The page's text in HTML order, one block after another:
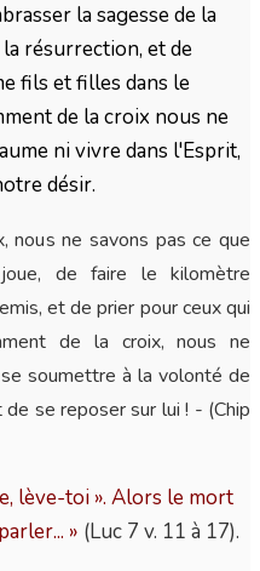
la sagesse de la
la résurrection, et de
fils et filles dans le
de la croix nous ne
ni vivre dans l'Esprit,
désir.
nous ne savons pas ce que
de faire le kilomètre
et de prier pour ceux qui
de la croix, nous ne
soumettre à la volonté de
de se reposer sur lui ! - (Chip
lève-toi ». Alors le mort
» (Luc 7 v. 11 à 17).